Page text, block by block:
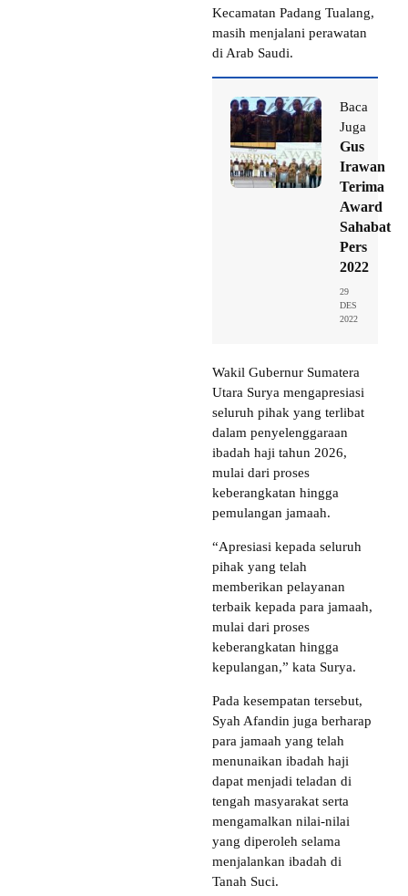
Kecamatan Padang Tualang,
masih menjalani perawatan
di Arab Saudi.
Baca
Juga
Gus
Irawan
Terima
Award
Sahabat
Pers
2022
29
DES
2022
Wakil Gubernur Sumatera
Utara Surya mengapresiasi
seluruh pihak yang terlibat
dalam penyelenggaraan
ibadah haji tahun 2026,
mulai dari proses
keberangkatan hingga
pemulangan jamaah.
“Apresiasi kepada seluruh
pihak yang telah
memberikan pelayanan
terbaik kepada para jamaah,
mulai dari proses
keberangkatan hingga
kepulangan,” kata Surya.
Pada kesempatan tersebut,
Syah Afandin juga berharap
para jamaah yang telah
menunaikan ibadah haji
dapat menjadi teladan di
tengah masyarakat serta
mengamalkan nilai-nilai
yang diperoleh selama
menjalankan ibadah di
Tanah Suci.